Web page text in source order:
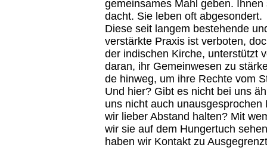
ge­mein­sa­mes Mahl ge­ben.
dacht. Sie le­ben oft ab­ge­son­dert.
Die­se seit lan­gem bes­te­hen­de
vers­tärk­te Pra­xis ist ver­bo­ten,
der in­di­schen Kir­che, un­ter­stützt
da­ran, ihr Ge­mein­we­sen zu
de hin­weg, um ihre Rech­te vom
Und hier? Gibt es nicht bei uns
uns nicht auch un­aus­ge­spro­chen
wir lie­ber Ab­stand hal­ten? Mit
wir sie auf dem Hun­ger­tuch
ha­ben wir Kon­takt zu